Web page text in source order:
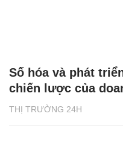
THỊ TRƯỜNG 24H
Số hóa và phát
chiến lược của